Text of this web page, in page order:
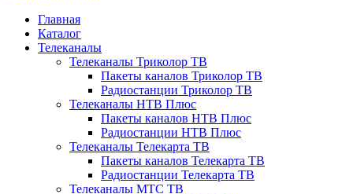
Главная
Каталог
Телеканалы
Телеканалы Триколор ТВ
Пакеты каналов Триколор ТВ
Радиостанции Триколор ТВ
Телеканалы НТВ Плюс
Пакеты каналов НТВ Плюс
Радиостанции НТВ Плюс
Телеканалы Телекарта ТВ
Пакеты каналов Телекарта ТВ
Радиостанции Телекарта ТВ
Телеканалы МТС ТВ